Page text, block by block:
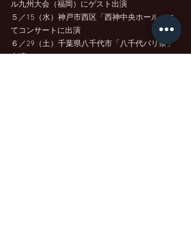
ル九州大会（福岡）にゲスト出演
５／15（水）神戸市西区「西神中央ホール」に
てコンサートに出演
６／29（土）千葉県八千代市「八千代パリ祭」